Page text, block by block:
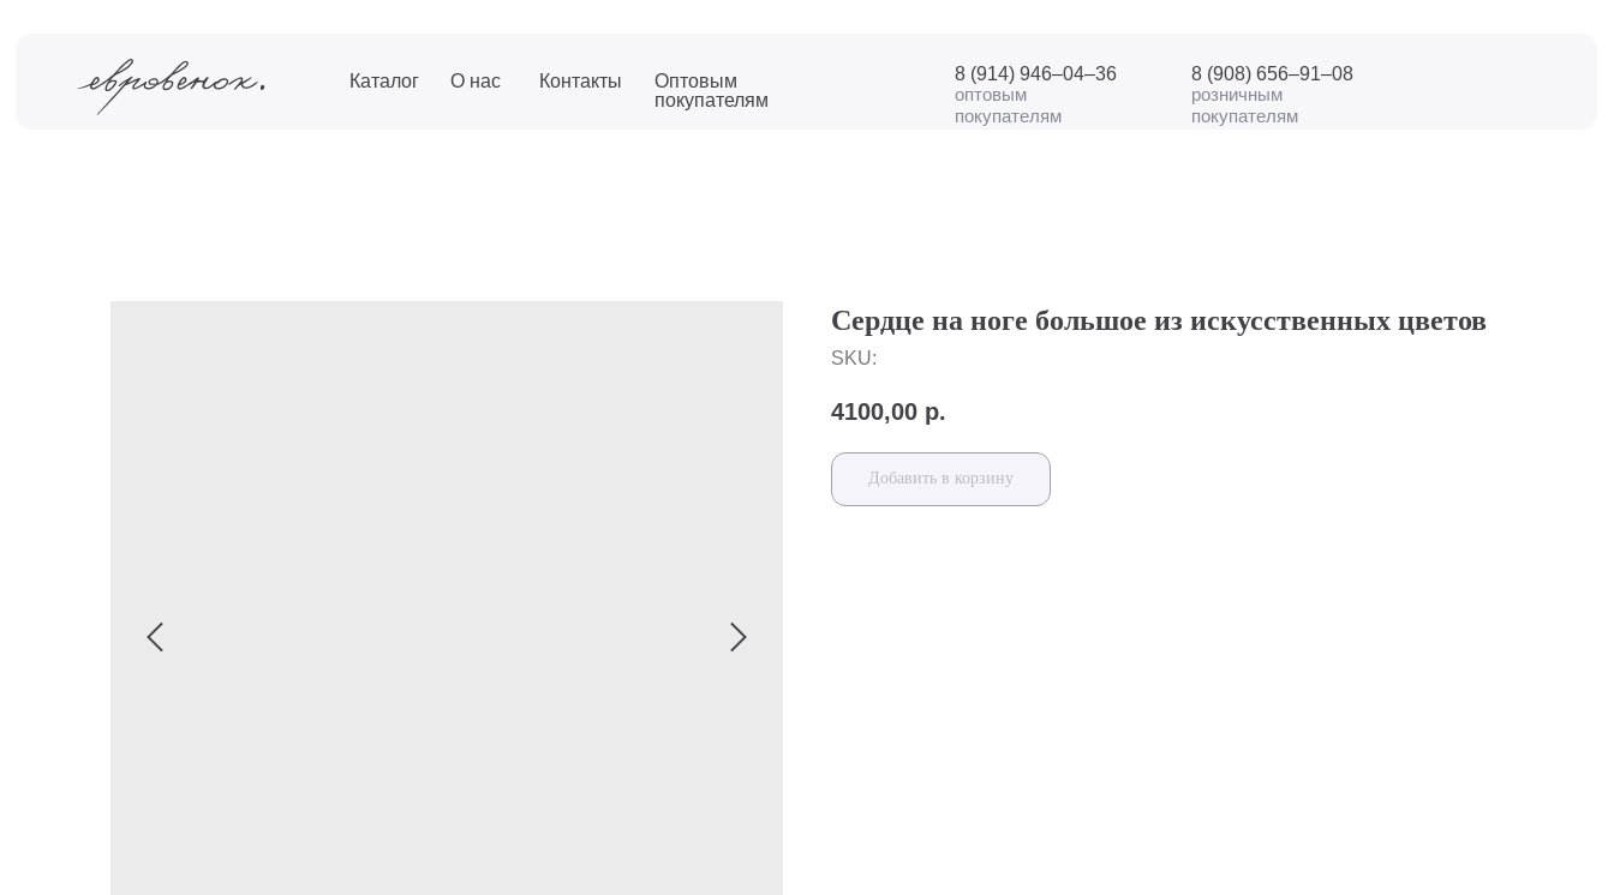
Каталог О нас Контакты
Оптовым
покупателям
8 (914) 946–04–36
оптовым
покупателям
8 (908) 656–91–08
розничным
покупателям
Сердце на ноге большое из искусственных цветов
SKU:
4100,00 р.
Добавить в корзину